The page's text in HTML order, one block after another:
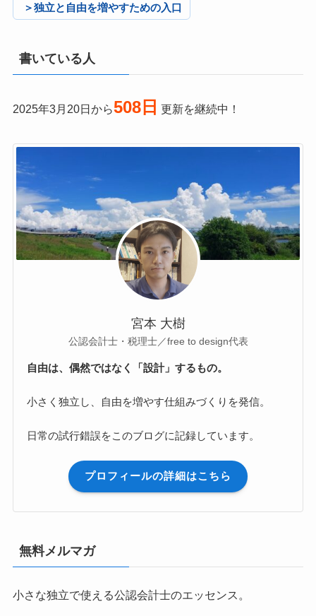
＞独立と自由を増やすための入口
書いている人
2025年3月20日から508日 更新を継続中！
宮本 大樹
公認会計士・税理士／free to design代表
自由は、偶然ではなく「設計」するもの。
小さく独立し、自由を増やす仕組みづくりを発信。
日常の試行錯誤をこのブログに記録しています。
プロフィールの詳細はこちら
無料メルマガ
小さな独立で使える公認会計士のエッセンス。